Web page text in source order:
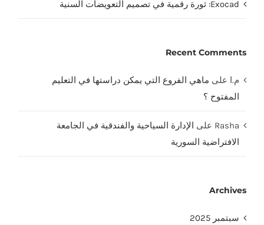
Exocad: ثورة رقمية في تصميم التعويضات السنية
Recent Comments
م.ا على ماهي الفروع التي يمكن دراستها في التعليم
المفتوح ؟
Rasha على الإدارة السياحية والفندقية في الجامعة
الافتراضية السورية
Archives
سبتمبر 2025